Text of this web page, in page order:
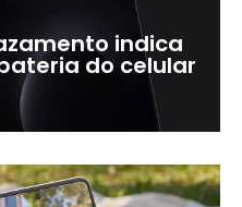
indica
do celular